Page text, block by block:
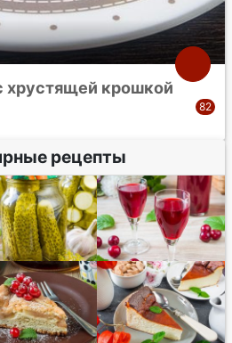
хрустящей крошкой
рецепты